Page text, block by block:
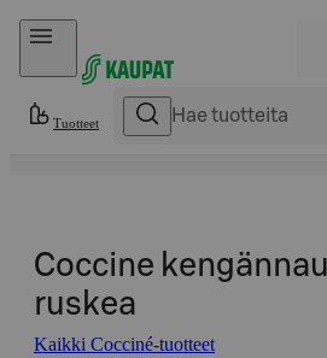
Hyppää sisältöön
Tuotteet
Coccine
ruskea
Kaikki Cocciné-tuotteet